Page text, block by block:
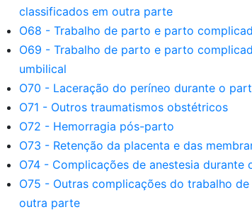
classificados em outra parte
O68 - Trabalho de parto e parto
O69 - Trabalho de parto e parto
umbilical
O70 - Laceração do períneo durante o
O71 - Outros traumatismos obstétricos
O72 - Hemorragia pós-parto
O73 - Retenção da placenta e das
O74 - Complicações de anestesia
O75 - Outras complicações do trabalho
outra parte